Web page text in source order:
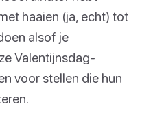
haaien (ja, echt) tot
alsof je
Valentijnsdag-
voor stellen die hun